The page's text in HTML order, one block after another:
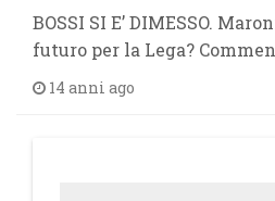
BOSSI SI E’ DIMESSO.
futuro per la Lega?
14 anni ago